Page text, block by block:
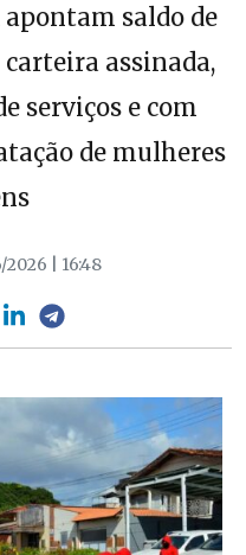
apontam saldo de
assinada,
serviços e com
de mulheres
| 16:48